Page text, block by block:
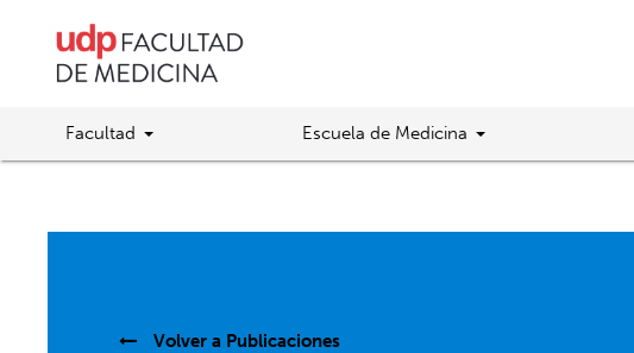
Facultad Escuela de Medicina
Volver a Publicaciones